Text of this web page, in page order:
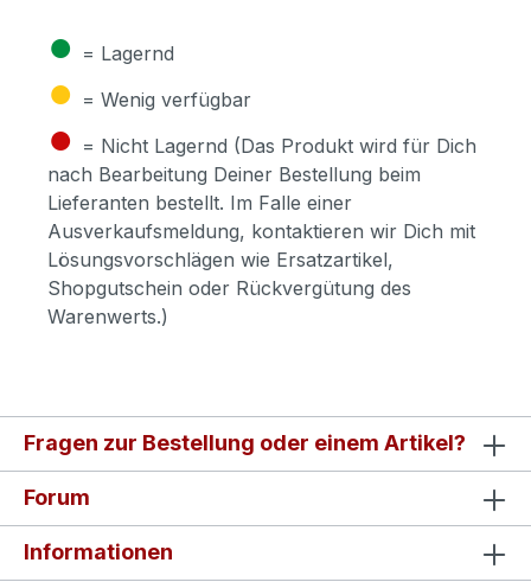
● = Lagernd
● = Wenig verfügbar
● = Nicht Lagernd (Das Produkt wird für Dich
nach Bearbeitung Deiner Bestellung beim
Lieferanten bestellt. Im Falle einer
Ausverkaufsmeldung, kontaktieren wir Dich mit
Lösungsvorschlägen wie Ersatzartikel,
Shopgutschein oder Rückvergütung des
Warenwerts.)
Fragen zur Bestellung oder einem Artikel?
Forum
Informationen